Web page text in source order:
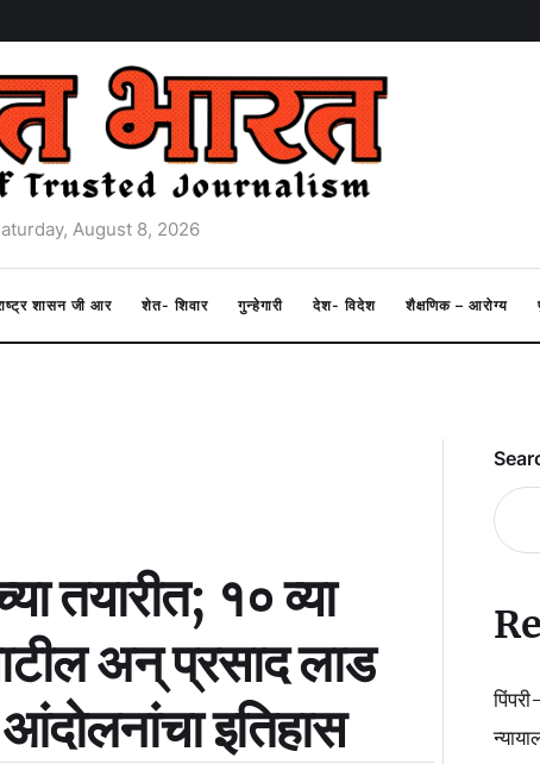
August 8, 2026
शासन जी आर शेत- शिवार गुन्हेगारी देश- विदेश शैक्षणिक – आरोग्य
तयारीत; १० व्या
अन् प्रसाद लाड
इतिहास